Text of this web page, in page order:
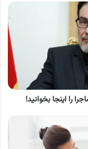
را اینجا بخوانید!